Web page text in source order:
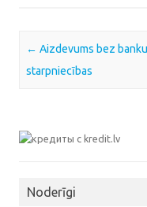
Post navigation
← Aizdevums bez banku
starpniecības
Noderīgi